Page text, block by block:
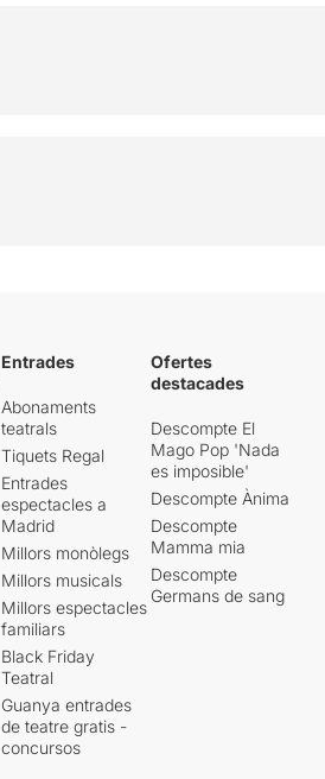
Entrades
Abonaments
teatrals
Tiquets Regal
Entrades
espectacles a
Madrid
Millors monòlegs
Millors musicals
Millors espectacles
familiars
Black Friday
Teatral
Guanya entrades
de teatre gratis -
concursos
Ofertes
destacades
Descompte El
Mago Pop 'Nada
es imposible'
Descompte Ànima
Descompte
Mamma mia
Descompte
Germans de sang